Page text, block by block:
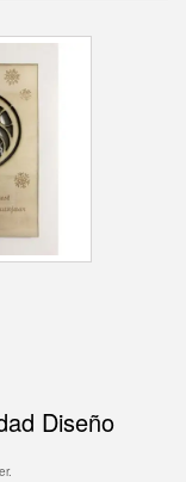
Diseño